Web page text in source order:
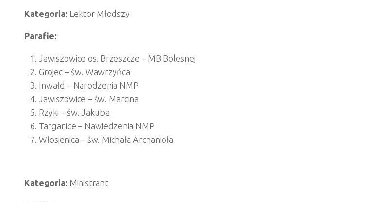
Kategoria: Lektor Młodszy
Parafie:
Jawiszowice os. Brzeszcze – MB Bolesnej
Grojec – św. Wawrzyńca
Inwałd – Narodzenia NMP
Jawiszowice – św. Marcina
Rzyki – św. Jakuba
Targanice – Nawiedzenia NMP
Włosienica – św. Michała Archanioła
Kategoria: Ministrant